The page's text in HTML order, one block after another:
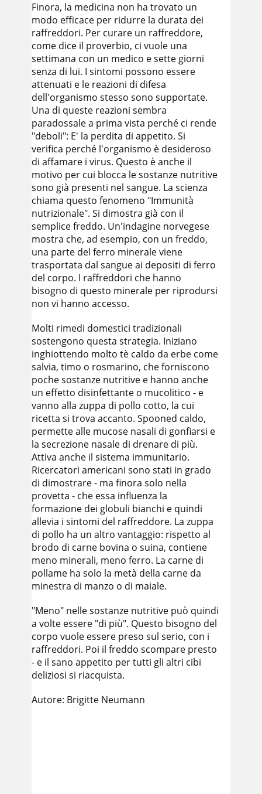
Finora, la medicina non ha trovato un
modo efficace per ridurre la durata dei
raffreddori. Per curare un raffreddore,
come dice il proverbio, ci vuole una
settimana con un medico e sette giorni
senza di lui. I sintomi possono essere
attenuati e le reazioni di difesa
dell'organismo stesso sono supportate.
Una di queste reazioni sembra
paradossale a prima vista perché ci rende
"deboli": E' la perdita di appetito. Si
verifica perché l'organismo è desideroso
di affamare i virus. Questo è anche il
motivo per cui blocca le sostanze nutritive
sono già presenti nel sangue. La scienza
chiama questo fenomeno "Immunità
nutrizionale". Si dimostra già con il
semplice freddo. Un'indagine norvegese
mostra che, ad esempio, con un freddo,
una parte del ferro minerale viene
trasportata dal sangue ai depositi di ferro
del corpo. I raffreddori che hanno
bisogno di questo minerale per riprodursi
non vi hanno accesso.
Molti rimedi domestici tradizionali
sostengono questa strategia. Iniziano
inghiottendo molto tè caldo da erbe come
salvia, timo o rosmarino, che forniscono
poche sostanze nutritive e hanno anche
un effetto disinfettante o mucolitico - e
vanno alla zuppa di pollo cotto, la cui
ricetta si trova accanto. Spooned caldo,
permette alle mucose nasali di gonfiarsi e
la secrezione nasale di drenare di più.
Attiva anche il sistema immunitario.
Ricercatori americani sono stati in grado
di dimostrare - ma finora solo nella
provetta - che essa influenza la
formazione dei globuli bianchi e quindi
allevia i sintomi del raffreddore. La zuppa
di pollo ha un altro vantaggio: rispetto al
brodo di carne bovina o suina, contiene
meno minerali, meno ferro. La carne di
pollame ha solo la metà della carne da
minestra di manzo o di maiale.
"Meno" nelle sostanze nutritive può quindi
a volte essere "di più". Questo bisogno del
corpo vuole essere preso sul serio, con i
raffreddori. Poi il freddo scompare presto
- e il sano appetito per tutti gli altri cibi
deliziosi si riacquista.
Autore: Brigitte Neumann